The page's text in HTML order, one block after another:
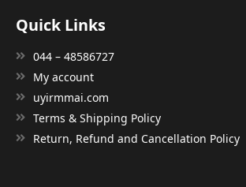
Quick Links
044 – 48586727
My account
uyirmmai.com
Terms & Shipping Policy
Return, Refund and Cancellation Policy